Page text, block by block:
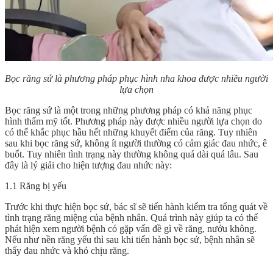
Bọc răng sứ là phương pháp phục hình nha khoa được nhiều người
lựa chọn
Bọc răng sứ là một trong những phương pháp có khả năng phục
hình thẩm mỹ tốt. Phương pháp này được nhiều người lựa chọn do
có thể khắc phục hầu hết những khuyết điểm của răng. Tuy nhiên
sau khi bọc răng sứ, không ít người thường có cảm giác đau nhức, ê
buốt. Tuy nhiên tình trạng này thường không quá dài quá lâu. Sau
đây là lý giải cho hiện tượng đau nhức này:
1.1 Răng bị yếu
Trước khi thực hiện bọc sứ, bác sĩ sẽ tiến hành kiểm tra tổng quát về
tình trạng răng miệng của bệnh nhân. Quá trình này giúp ta có thể
phát hiện xem người bệnh có gặp vấn đề gì về răng, nướu không.
Nếu như nền răng yếu thì sau khi tiến hành bọc sứ, bệnh nhân sẽ
thấy đau nhức và khó chịu răng.